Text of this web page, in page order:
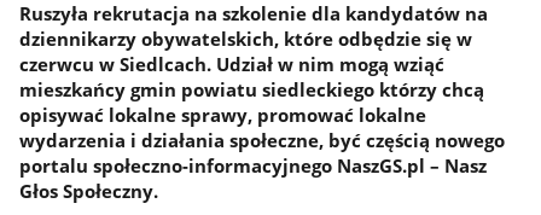
Ruszyła rekrutacja na szkolenie dla kandydatów na
dziennikarzy obywatelskich, które odbędzie się w
czerwcu w Siedlcach. Udział w nim mogą wziąć
mieszkańcy gmin powiatu siedleckiego którzy chcą
opisywać lokalne sprawy, promować lokalne
wydarzenia i działania społeczne, być częścią nowego
portalu społeczno-informacyjnego NaszGS.pl – Nasz
Głos Społeczny.